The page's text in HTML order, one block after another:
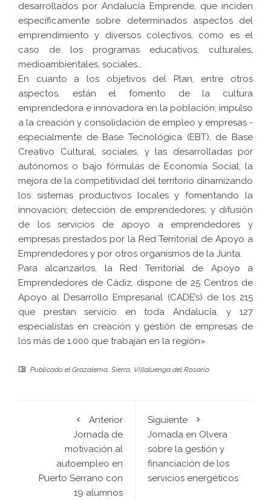
desarrollados por Andalucía Emprende, que inciden
específicamente sobre determinados aspectos del
emprendimiento y diversos colectivos, como es el
caso de los programas educativos, culturales,
medioambientales, sociales…
En cuanto a los objetivos del Plan, entre otros
aspectos, están el fomento de la cultura
emprendedora e innovadora en la población; impulso
a la creación y consolidación de empleo y empresas -
especialmente de Base Tecnológica (EBT), de Base
Creativo Cultural, sociales, y las desarrolladas por
autónomos o bajo fórmulas de Economía Social; la
mejora de la competitividad del territorio dinamizando
los sistemas productivos locales y fomentando la
innovación; detección de emprendedores; y difusión
de los servicios de apoyo a emprendedores y
empresas prestados por la Red Territorial de Apoyo a
Emprendedores y por otros organismos de la Junta.
Para alcanzarlos, la Red Territorial de Apoyo a
Emprendedores de Cádiz, dispone de 25 Centros de
Apoyo al Desarrollo Empresarial (CADE’s) de los 215
que prestan servicio en toda Andalucía, y 127
especialistas en creación y gestión de empresas de
los más de 1.000 que trabajan en la región».
Publicado el Grazalema, Sierra, Villaluenga del Rosario
Anterior
Jornada de
motivación al
autoempleo en
Puerto Serrano con
19 alumnos
Siguiente
Jornada en Olvera
sobre la gestión y
financiación de los
servicios energéticos